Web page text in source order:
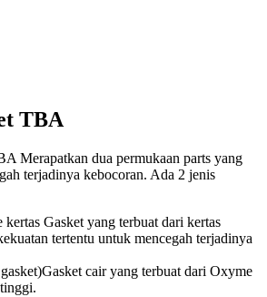
TBA
Merapatkan dua permukaan parts yang
terjadinya kebocoran. Ada 2 jenis
Gasket yang terbuat dari kertas
tertentu untuk mencegah terjadinya
cair yang terbuat dari Oxyme